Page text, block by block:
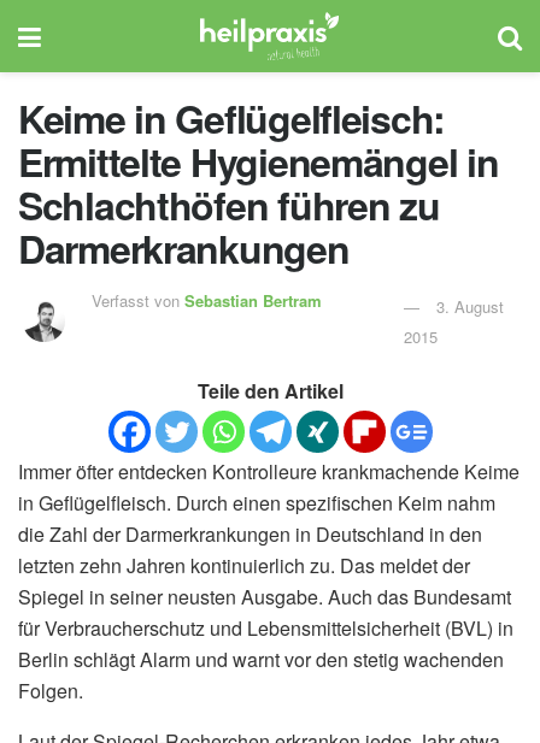
Keime in Geflügelfleisch:
Ermittelte Hygienemängel in
Schlachthöfen führen zu
Darmerkrankungen
Verfasst vonSebastian Bertram
3. August
2015
Teile den Artikel
Immer öfter entdecken Kontrolleure krankmachende Keime
in Geflügelfleisch. Durch einen spezifischen Keim nahm
die Zahl der Darmerkrankungen in Deutschland in den
letzten zehn Jahren kontinuierlich zu. Das meldet der
Spiegel in seiner neusten Ausgabe. Auch das Bundesamt
für Verbraucherschutz und Lebensmittelsicherheit (BVL) in
Berlin schlägt Alarm und warnt vor den stetig wachenden
Folgen.